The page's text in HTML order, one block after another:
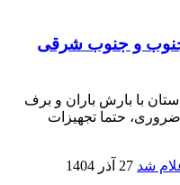
جنوب و جنوب شرقی
رییس پلیس راه کشور اعلام کرد: ۲۴ استان با بارش باران و برف
حتما تجهیزات
27 آذر 1404